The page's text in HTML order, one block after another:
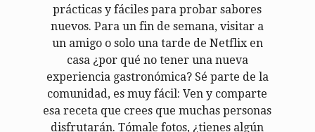
prácticas y fáciles para probar sabores
nuevos. Para un fin de semana, visitar a
un amigo o solo una tarde de Netflix en
casa ¿por qué no tener una nueva
experiencia gastronómica? Sé parte de la
comunidad, es muy fácil: Ven y comparte
esa receta que crees que muchas personas
disfrutarán. Tómale fotos, ¿tienes algún